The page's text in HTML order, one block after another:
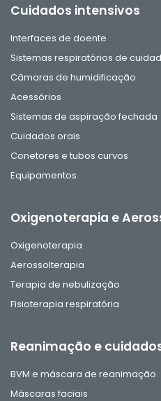
Cuidados intensivos
Interfaces de doente
Sistemas respiratórios de
Câmaras de humidificação
Acessórios
Sistemas de aspiração fechada
Cuidados orais
Conetores e tubos curvos
Equipamentos
Oxigenoterapia e
Oxigenoterapia
Aerossolterapia
Terapia de nebulização
Fisioterapia respiratória
Reanimação e
BVM e máscara de reanimação
Máscaras faciais